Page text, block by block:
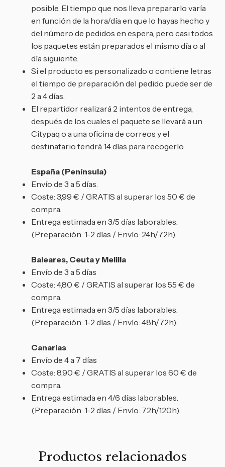
posible. El tiempo que nos lleva prepararlo varía
en función de la hora/día en que lo hayas hecho y
del número de pedidos en espera, pero casi todos
los paquetes están preparados el mismo día o al
día siguiente.
Si el producto es personalizado o contiene letras
el tiempo de preparación del pedido puede ser de
2 a 4 días.
El repartidor realizará 2 intentos de entrega,
después de los cuales el paquete se llevará a un
Citypaq o a una oficina de correos y el
destinatario tendrá 14 días para recogerlo.
España (Península)
Envío de 3 a 5 días.
Coste: 3,99 € / GRATIS al superar los 50 € de
compra.
Entrega estimada en 3/5 días laborables.
(Preparación: 1-2 días / Envío: 24h/72h).
Baleares, Ceuta y Melilla
Envío de 3 a 5 días
Coste: 4,80 € / GRATIS al superar los 55 € de
compra.
Entrega estimada en 3/5 días laborables.
(Preparación: 1-2 días / Envío: 48h/72h).
Canarias
Envío de 4 a 7 días
Coste: 8,90 € / GRATIS al superar los 60 € de
compra.
Entrega estimada en 4/6 días laborables.
(Preparación: 1-2 días / Envío: 72h/120h).
Productos relacionados